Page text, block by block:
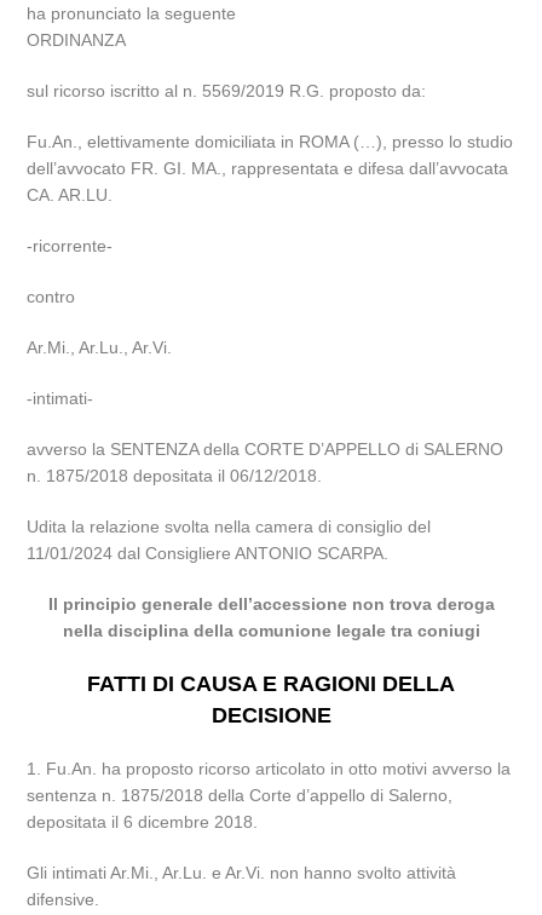
ha pronunciato la seguente
ORDINANZA
sul ricorso iscritto al n. 5569/2019 R.G. proposto da:
Fu.An., elettivamente domiciliata in ROMA (…), presso lo studio
dell’avvocato FR. GI. MA., rappresentata e difesa dall’avvocata
CA. AR.LU.
-ricorrente-
contro
Ar.Mi., Ar.Lu., Ar.Vi.
-intimati-
avverso la SENTENZA della CORTE D’APPELLO di SALERNO
n. 1875/2018 depositata il 06/12/2018.
Udita la relazione svolta nella camera di consiglio del
11/01/2024 dal Consigliere ANTONIO SCARPA.
Il principio generale dell’accessione non trova deroga
nella disciplina della comunione legale tra coniugi
FATTI DI CAUSA E RAGIONI DELLA
DECISIONE
1. Fu.An. ha proposto ricorso articolato in otto motivi avverso la
sentenza n. 1875/2018 della Corte d’appello di Salerno,
depositata il 6 dicembre 2018.
Gli intimati Ar.Mi., Ar.Lu. e Ar.Vi. non hanno svolto attività
difensive.